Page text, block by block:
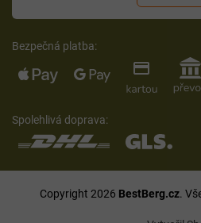
Bezpečná platba:
Spolehlivá doprava:
Copyright 2026 BestBerg.cz.